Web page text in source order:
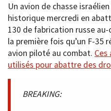
Un avion de chasse
historique mercredi en
130 de fabrication russe au-
la première fois qu’un F-35
avion piloté au combat.
utilisés pour abattre des
BREAKING: